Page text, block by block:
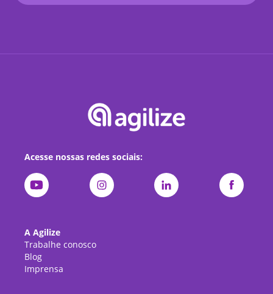
Acesse nossas redes sociais:
A Agilize
Trabalhe conosco
Blog
Imprensa